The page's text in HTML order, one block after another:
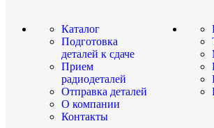
Каталог
Подготовка
деталей к сдаче
Прием
радиодеталей
Отправка деталей
О компании
Контакты